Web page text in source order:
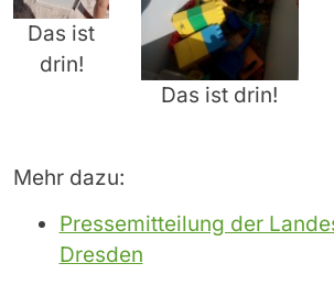
Das ist
drin!
Das ist drin!
Mehr dazu:
Pressemitteilung der
Dresden